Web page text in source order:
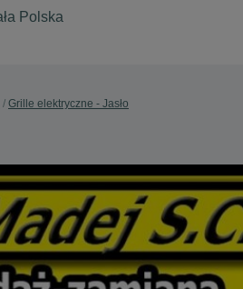
Grille elektryczne - Jasło